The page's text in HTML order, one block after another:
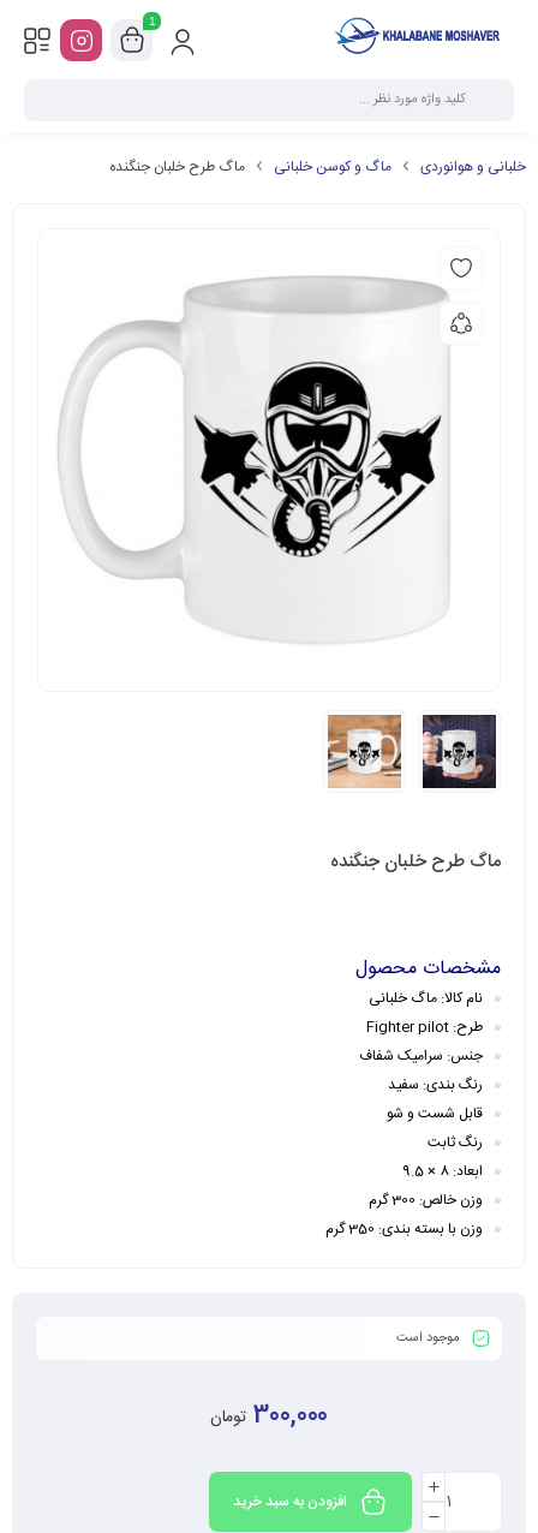
1
خلبانی و هوانوردی ماگ و کوسن خلبانی ماگ طرح خلبان جنگنده
ماگ طرح خلبان جنگنده
مشخصات محصول
نام کالا: ماگ خلبانی
طرح: Fighter pilot
جنس: سرامیک شفاف
رنگ بندی: سفید
قابل شست و شو
رنگ ثابت
ابعاد: 8 × 9.5
وزن خالص: 300 گرم
وزن با بسته بندی: 350 گرم
موجود است
300,000 تومان
افزودن به سبد خرید